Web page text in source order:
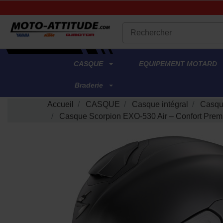
.
CASQUE EQUIPEMENT MOTARD
Braderie
Accueil CASQUE Casque intégral
Casque Scorpion EXO-530 Air – Confort